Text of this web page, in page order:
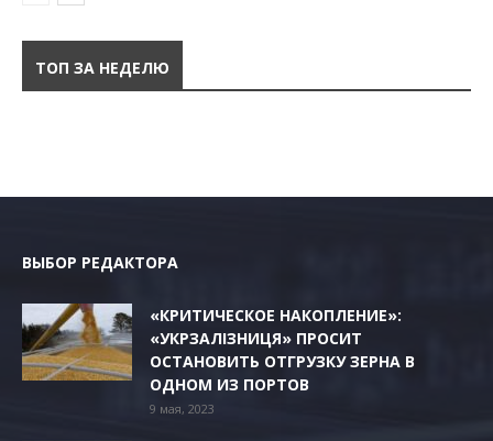
ТОП ЗА НЕДЕЛЮ
ВЫБОР РЕДАКТОРА
«КРИТИЧЕСКОЕ НАКОПЛЕНИЕ»:
«УКРЗАЛІЗНИЦЯ» ПРОСИТ
ОСТАНОВИТЬ ОТГРУЗКУ ЗЕРНА В
ОДНОМ ИЗ ПОРТОВ
9 мая, 2023